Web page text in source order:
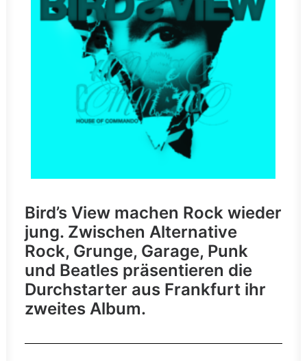
Bird’s View machen Rock wieder
jung. Zwischen Alternative
Rock, Grunge, Garage, Punk
und Beatles präsentieren die
Durchstarter aus Frankfurt ihr
zweites Album.